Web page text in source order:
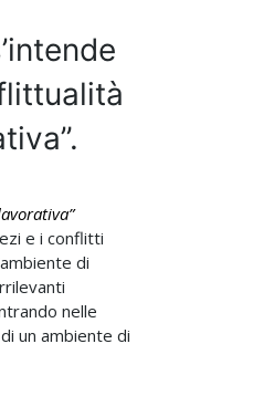
e i conflitti
di
nelle
un ambiente di